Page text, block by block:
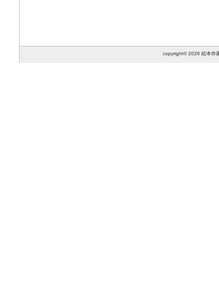
copyright© 2026 絵本作